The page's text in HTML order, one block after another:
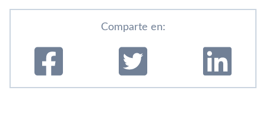
Comparte en: